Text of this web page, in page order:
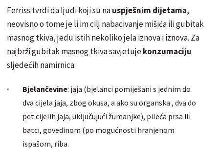
Ferriss tvrdi da ljudi koji su nauspješnim dijetama,
neovisno o tome je li im cilj nabacivanje mišića ili gubitak
masnog tkiva, jedu istih nekoliko jela iznova i iznova. Za
najbrži gubitak masnog tkiva savjetujekonzumaciju
sljedećih namirnica:
Bjelančevine: jaja (bjelanci pomiješani s jednim do
dva cijela jaja, zbog okusa, a ako su organska , dva do
pet cijelih jaja, uključujući žumanjke), pileća prsa ili
batci, govedinom (po mogućnosti hranjenom
ispašom, riba.